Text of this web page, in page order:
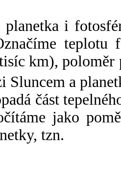
planetka i
km),
Sluncem a
část
jako
tzn.